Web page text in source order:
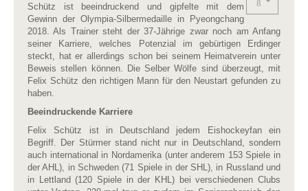
Schütz ist beeindruckend und gipfelte mit dem
Gewinn der Olympia-Silbermedaille in Pyeongchang
2018. Als Trainer steht der 37-Jährige zwar noch am Anfang
seiner Karriere, welches Potenzial im gebürtigen Erdinger
steckt, hat er allerdings schon bei seinem Heimatverein unter
Beweis stellen können. Die Selber Wölfe sind überzeugt, mit
Felix Schütz den richtigen Mann für den Neustart gefunden zu
haben.
Beeindruckende Karriere
Felix Schütz ist in Deutschland jedem Eishockeyfan ein
Begriff. Der Stürmer stand nicht nur in Deutschland, sondern
auch international in Nordamerika (unter anderem 153 Spiele in
der AHL), in Schweden (71 Spiele in der SHL), in Russland und
in Lettland (120 Spiele in der KHL) bei verschiedenen Clubs